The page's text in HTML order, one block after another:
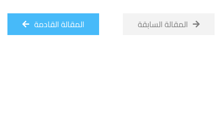
المقالة السابقة المقالة القادمة